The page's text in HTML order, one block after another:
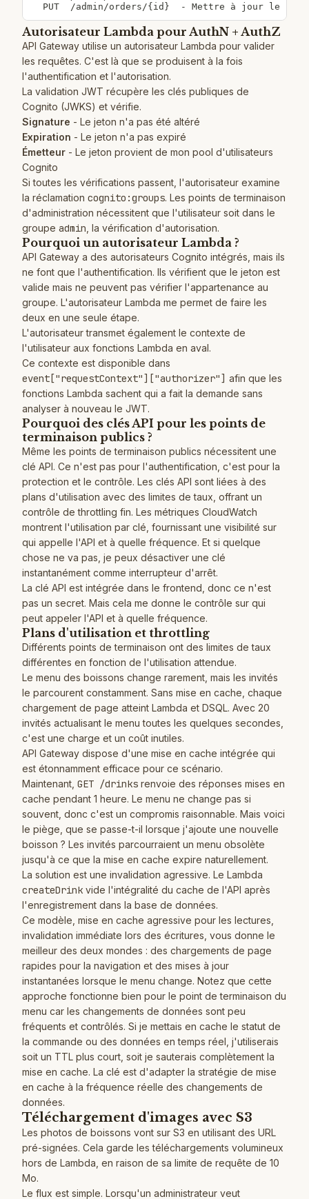
PUT  /admin/orders/{id}  - Mettre à jour le
Autorisateur Lambda pour AuthN + AuthZ
API Gateway utilise un autorisateur Lambda pour valider
les requêtes. C'est là que se produisent à la fois
l'authentification et l'autorisation.
La validation JWT récupère les clés publiques de
Cognito (JWKS) et vérifie.
Signature - Le jeton n'a pas été altéré
Expiration - Le jeton n'a pas expiré
Émetteur - Le jeton provient de mon pool d'utilisateurs
Cognito
Si toutes les vérifications passent, l'autorisateur examine
la réclamation cognito:groups. Les points de terminaison
d'administration nécessitent que l'utilisateur soit dans le
groupe admin, la vérification d'autorisation.
Pourquoi un autorisateur Lambda ?
API Gateway a des autorisateurs Cognito intégrés, mais ils
ne font que l'authentification. Ils vérifient que le jeton est
valide mais ne peuvent pas vérifier l'appartenance au
groupe. L'autorisateur Lambda me permet de faire les
deux en une seule étape.
L'autorisateur transmet également le contexte de
l'utilisateur aux fonctions Lambda en aval.
Ce contexte est disponible dans
event["requestContext"]["authorizer"] afin que les
fonctions Lambda sachent qui a fait la demande sans
analyser à nouveau le JWT.
Pourquoi des clés API pour les points de
terminaison publics ?
Même les points de terminaison publics nécessitent une
clé API. Ce n'est pas pour l'authentification, c'est pour la
protection et le contrôle. Les clés API sont liées à des
plans d'utilisation avec des limites de taux, offrant un
contrôle de throttling fin. Les métriques CloudWatch
montrent l'utilisation par clé, fournissant une visibilité sur
qui appelle l'API et à quelle fréquence. Et si quelque
chose ne va pas, je peux désactiver une clé
instantanément comme interrupteur d'arrêt.
La clé API est intégrée dans le frontend, donc ce n'est
pas un secret. Mais cela me donne le contrôle sur qui
peut appeler l'API et à quelle fréquence.
Plans d'utilisation et throttling
Différents points de terminaison ont des limites de taux
différentes en fonction de l'utilisation attendue.
Le menu des boissons change rarement, mais les invités
le parcourent constamment. Sans mise en cache, chaque
chargement de page atteint Lambda et DSQL. Avec 20
invités actualisant le menu toutes les quelques secondes,
c'est une charge et un coût inutiles.
API Gateway dispose d'une mise en cache intégrée qui
est étonnamment efficace pour ce scénario.
Maintenant, GET /drinks renvoie des réponses mises en
cache pendant 1 heure. Le menu ne change pas si
souvent, donc c'est un compromis raisonnable. Mais voici
le piège, que se passe-t-il lorsque j'ajoute une nouvelle
boisson ? Les invités parcourraient un menu obsolète
jusqu'à ce que la mise en cache expire naturellement.
La solution est une invalidation agressive. Le Lambda
createDrink vide l'intégralité du cache de l'API après
l'enregistrement dans la base de données.
Ce modèle, mise en cache agressive pour les lectures,
invalidation immédiate lors des écritures, vous donne le
meilleur des deux mondes : des chargements de page
rapides pour la navigation et des mises à jour
instantanées lorsque le menu change. Notez que cette
approche fonctionne bien pour le point de terminaison du
menu car les changements de données sont peu
fréquents et contrôlés. Si je mettais en cache le statut de
la commande ou des données en temps réel, j'utiliserais
soit un TTL plus court, soit je sauterais complètement la
mise en cache. La clé est d'adapter la stratégie de mise
en cache à la fréquence réelle des changements de
données.
Téléchargement d'images avec S3
Les photos de boissons vont sur S3 en utilisant des URL
pré-signées. Cela garde les téléchargements volumineux
hors de Lambda, en raison de sa limite de requête de 10
Mo.
Le flux est simple. Lorsqu'un administrateur veut